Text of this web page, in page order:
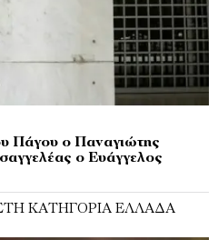
Πάγου ο Παναγιώτης
ο Ευάγγελος
ΚΑΤΗΓΟΡΊΑ ΕΛΛΆΔΑ